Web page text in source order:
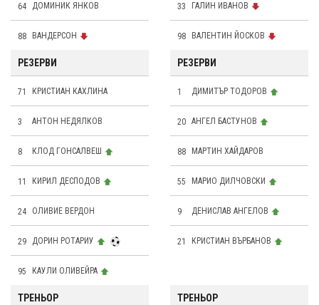
64 ДОМИНИК ЯНКОВ
88 ВАНДЕРСОН
РЕЗЕРВИ
71 КРИСТИАН КАХЛИНА
3 АНТОН НЕДЯЛКОВ
8 КЛОД ГОНСАЛВЕШ
11 КИРИЛ ДЕСПОДОВ
24 OЛИВИЕ ВЕРДОН
29 ДОРИН РОТАРИУ
95 КАУЛИ ОЛИВЕЙРА
33 ГАЛИН ИВАНОВ
98 ВАЛЕНТИН ЙОСКОВ
РЕЗЕРВИ
1 ДИМИТЪР ТОДОРОВ
20 АНГЕЛ БАСТУНОВ
88 МАРТИН ХАЙДАРОВ
55 МАРИО ДИЛЧОВСКИ
9 ДЕНИСЛАВ АНГЕЛОВ
21 КРИСТИАН ВЪРБАНОВ
ТРЕНЬОР ТРЕНЬОР